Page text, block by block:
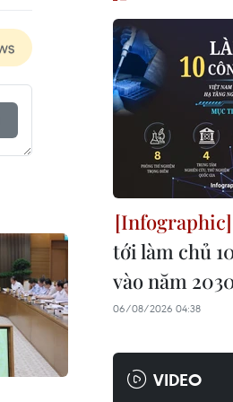
tới làm chủ
vào năm
06/08/2026 04:38
VIDEO